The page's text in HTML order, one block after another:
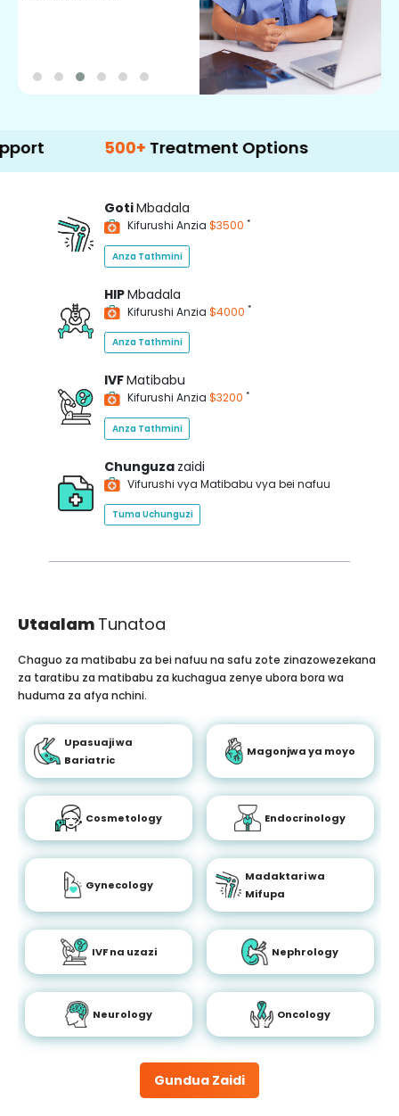
500+ Treatment Options
GotiMbadala
Kifurushi Anzia $3500 *
Anza Tathmini
HIPMbadala
Kifurushi Anzia $4000 *
Anza Tathmini
IVFMatibabu
Kifurushi Anzia $3200 *
Anza Tathmini
Chunguza zaidi
Vifurushi vya Matibabu vya bei nafuu
Tuma Uchunguzi
Utaalam Tunatoa
Gundua Zaidi
Chaguo za matibabu za bei nafuu na safu zote zinazowezekana
za taratibu za matibabu za kuchagua zenye ubora bora wa
huduma za afya nchini.
Upasuaji wa
Bariatric
Magonjwa ya moyo
Cosmetology Endocrinology
Gynecology
Madaktari wa
Mifupa
IVF na uzazi Nephrology
Neurology Oncology